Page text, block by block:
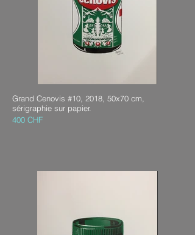
Grand Cenovis #10, 2018, 50x70 cm,
sérigraphie sur papier.
400 CHF